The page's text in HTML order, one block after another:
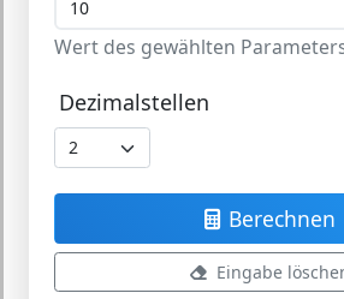
Wert des gewählten
Dezimalstellen
Berechnen
Eingabe